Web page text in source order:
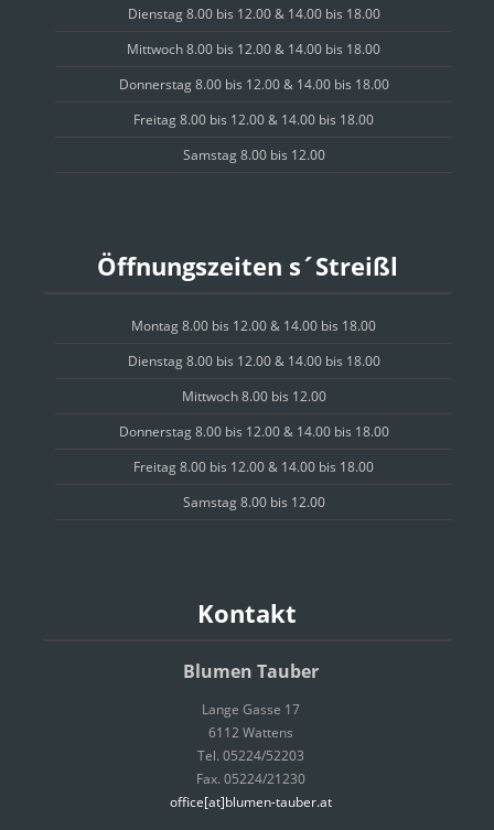
Dienstag 8.00 bis 12.00 & 14.00 bis 18.00
Mittwoch 8.00 bis 12.00 & 14.00 bis 18.00
Donnerstag 8.00 bis 12.00 & 14.00 bis 18.00
Freitag 8.00 bis 12.00 & 14.00 bis 18.00
Samstag 8.00 bis 12.00
Öffnungszeiten s´Streißl
Montag 8.00 bis 12.00 & 14.00 bis 18.00
Dienstag 8.00 bis 12.00 & 14.00 bis 18.00
Mittwoch 8.00 bis 12.00
Donnerstag 8.00 bis 12.00 & 14.00 bis 18.00
Freitag 8.00 bis 12.00 & 14.00 bis 18.00
Samstag 8.00 bis 12.00
Kontakt
Blumen Tauber
Lange Gasse 17
6112 Wattens
Tel. 05224/52203
Fax. 05224/21230
office[at]blumen-tauber.at